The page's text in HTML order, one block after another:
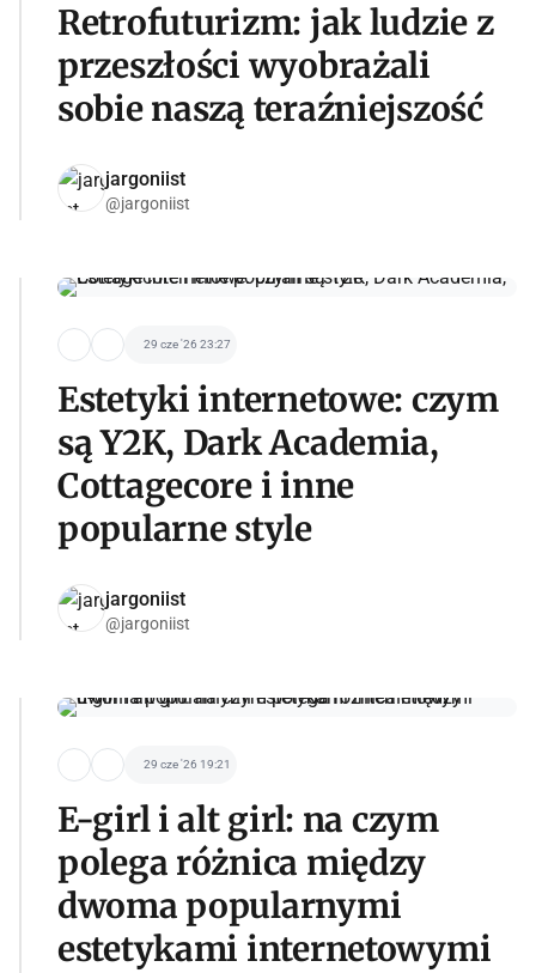
Retrofuturizm: jak ludzie z
przeszłości wyobrażali
sobie naszą teraźniejszość
jargoniist
@jargoniist
29 cze '26 23:27
Estetyki internetowe: czym
są Y2K, Dark Academia,
Cottagecore i inne
popularne style
jargoniist
@jargoniist
29 cze '26 19:21
E-girl i alt girl: na czym
polega różnica między
dwoma popularnymi
estetykami internetowymi